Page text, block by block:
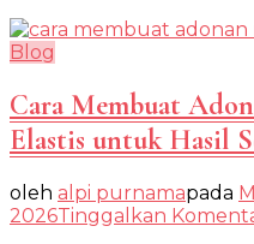
Blog
Cara Membuat
Elastis untuk Hasil
oleh alpi purnamapada
2026Tinggalkan